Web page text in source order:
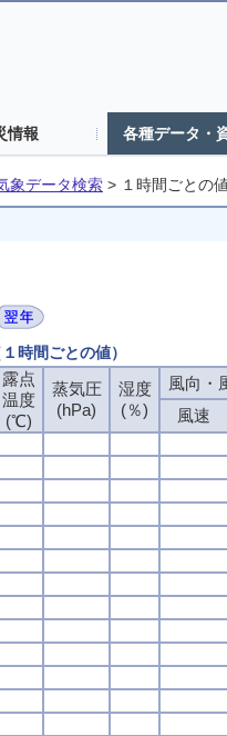
情報 各種データ・
象データ検索 > １時間ごとの
間ごとの値）
露点
温度
(℃)
蒸気圧
(hPa)
湿度
(％)
風向・
風速
露点
温度
(℃)
蒸気圧
(hPa)
湿度
(％)
風向・
風速
露点
温度
(℃)
蒸気圧
(hPa)
湿度
(％)
風向・
風速
露点
温度
(℃)
蒸気圧
(hPa)
湿度
(％)
風向・
風速